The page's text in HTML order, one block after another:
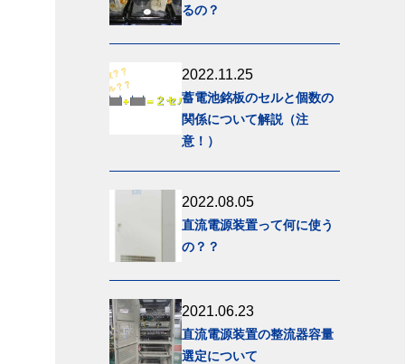
るの？
2022.11.25
蓄電池銘板のセルと個数の
関係について解説（注
意！）
2022.08.05
直流電源装置って何に使う
の？？
2021.06.23
直流電源装置の整流器容量
選定について